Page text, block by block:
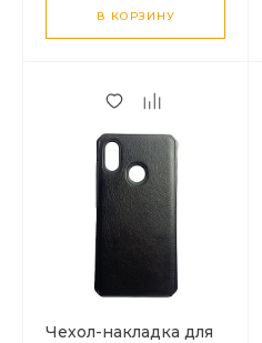
В КОРЗИНУ
Чехол-накладка для